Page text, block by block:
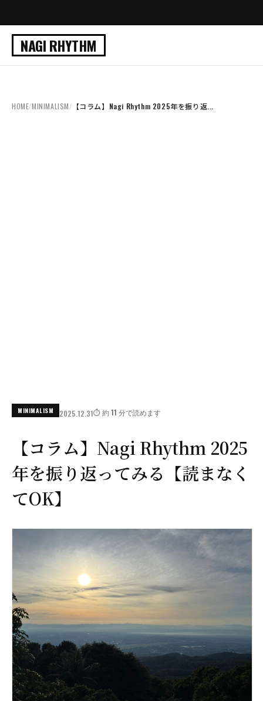
NAGI RHYTHM
HOME/MINIMALISM/ 【コラム】Nagi Rhythm 2025年を振り返...
MINIMALISM 2025.12.31⏱️ 約 11 分で読めます
【コラム】Nagi Rhythm 2025
年を振り返ってみる【読まなく
てOK】